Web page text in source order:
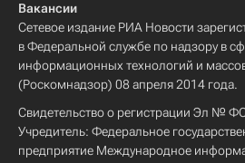
Вакансии
Сетевое издание РИА Новости
в Федеральной службе по надзору в
информационных технологий и
(Роскомнадзор) 08 апреля 2014 года.
Свидетельство о регистрации Эл №
Учредитель: Федеральное
предприятие Международное